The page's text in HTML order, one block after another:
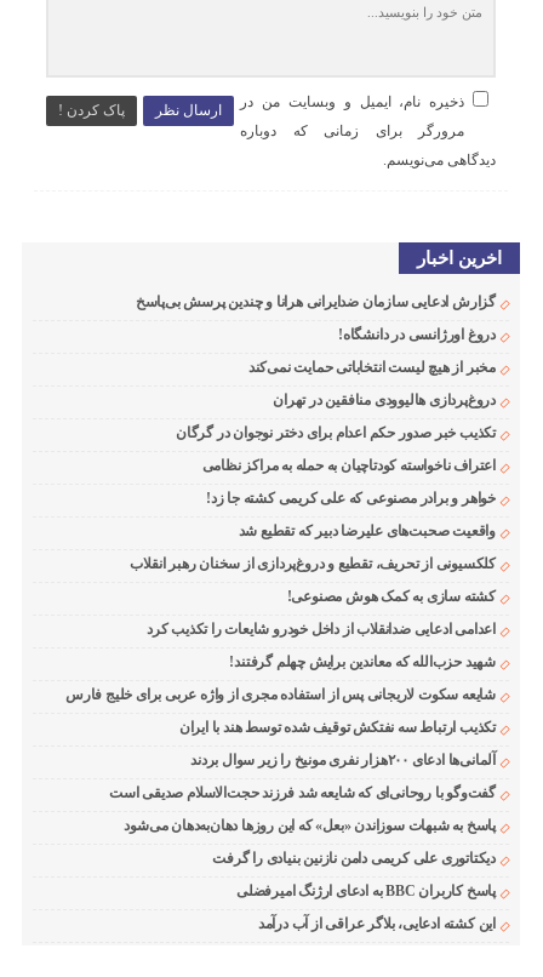
ارسال نظر پاک کردن !
ذخیره نام، ایمیل و وبسایت من در
مرورگر برای زمانی که دوباره
دیدگاهی می‌نویسم.
اخرین اخبار
گزارش ادعایی سازمان ضدایرانی هرانا و چندین پرسش بی‌پاسخ
دروغ اورژانسی در دانشگاه!
مخبر از هیچ لیست انتخاباتی حمایت نمی‌کند
دروغ‌پردازی هالیوودی منافقین در تهران
تکذیب خبر صدور حکم اعدام برای دختر نوجوان در گرگان
اعتراف ناخواسته کودتاچیان به حمله به مراکز نظامی
خواهر و برادر مصنوعی که علی کریمی کشته جا زد!
واقعیت صحبت‌های علیرضا دبیر که تقطیع شد
کلکسیونی از تحریف، تقطیع و دروغ‌پردازی از سخنان رهبر انقلاب
کشته سازی به کمک هوش مصنوعی!
اعدامی ادعایی ضدانقلاب از داخل خودرو شایعات را تکذیب کرد
شهید حزب‌الله که معاندین برایش چهلم گرفتند!
شایعه سکوت لاریجانی پس از استفاده مجری از واژه عربی برای خلیج فارس
تکذیب ارتباط سه نفتکش توقیف شده توسط هند با ایران
آلمانی‌ها ادعای ۲۰۰هزار نفری مونیخ را زیر سوال بردند
گفت‌وگو با روحانی‌ای که شایعه شد فرزند حجت‌الاسلام صدیقی است
پاسخ به شبهات سوزاندن «بعل» که این روزها دهان‌به‌دهان می‌شود
دیکتاتوری علی کریمی دامن نازنین بنیادی را گرفت
پاسخ کاربران BBC به ادعای ارژنگ امیرفضلی
این کشته ادعایی، بلاگر عراقی از آب درآمد